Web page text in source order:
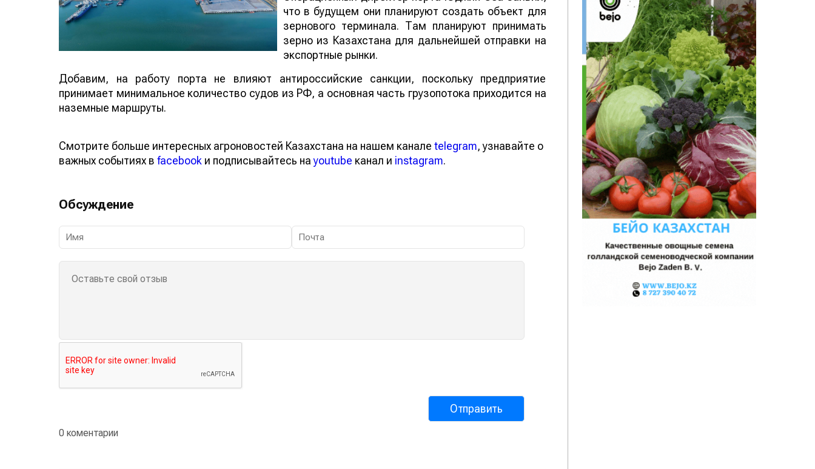
что в будущем они планируют создать объект для
зернового терминала. Там планируют принимать
зерно из Казахстана для дальнейшей отправки на
экспортные рынки.
Добавим, на работу порта не влияют антироссийские санкции, поскольку предприятие
принимает минимальное количество судов из РФ, а основная часть грузопотока приходится на
наземные маршруты.
Смотрите больше интересных агроновостей Казахстана на нашем канале telegram, узнавайте о
важных событиях в facebook и подписывайтесь наyoutube канал и instagram.
Обсуждение
0 коментарии